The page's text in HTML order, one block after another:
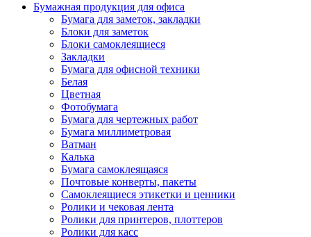
Бумажная продукция для офиса
Бумага для заметок, закладки
Блоки для заметок
Блоки самоклеящиеся
Закладки
Бумага для офисной техники
Белая
Цветная
Фотобумага
Бумага для чертежных работ
Бумага миллиметровая
Ватман
Калька
Бумага самоклеящаяся
Почтовые конверты, пакеты
Самоклеящиеся этикетки и ценники
Ролики и чековая лента
Ролики для принтеров, плоттеров
Ролики для касс